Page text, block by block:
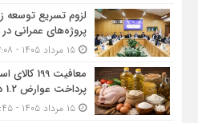
لزوم تسریع
پروژه‌های عمرانی
۱۵ مرداد ۱۴۰۵ - ۱۲:۰۸
معافیت
پرداخت عوارض 1.2 درصدی واردات
۱۵ مرداد ۱۴۰۵ - ۱۱:۴۵